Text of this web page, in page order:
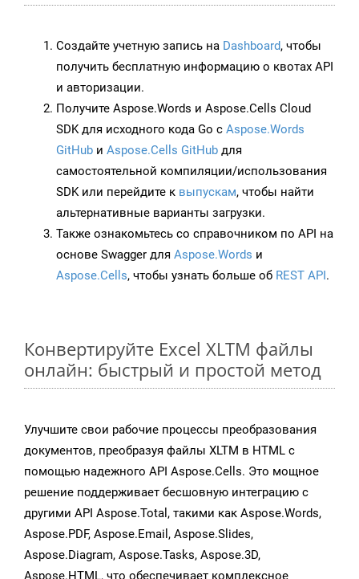
Создайте учетную запись на Dashboard, чтобы
получить бесплатную информацию о квотах API
и авторизации.
Получите Aspose.Words и Aspose.Cells Cloud
SDK для исходного кода Go с Aspose.Words
GitHub и Aspose.Cells GitHub для
самостоятельной компиляции/использования
SDK или перейдите к выпускам, чтобы найти
альтернативные варианты загрузки.
Также ознакомьтесь со справочником по API на
основе Swagger для Aspose.Words и
Aspose.Cells, чтобы узнать больше об REST API.
Конвертируйте Excel XLTM файлы
онлайн: быстрый и простой метод
Улучшите свои рабочие процессы преобразования
документов, преобразуя файлы XLTM в HTML с
помощью надежного API Aspose.Cells. Это мощное
решение поддерживает бесшовную интеграцию с
другими API Aspose.Total, такими как Aspose.Words,
Aspose.PDF, Aspose.Email, Aspose.Slides,
Aspose.Diagram, Aspose.Tasks, Aspose.3D,
Aspose.HTML, что обеспечивает комплексное